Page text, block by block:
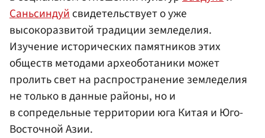
Саньсиндуй свидетельствует о уже
высокоразвитой традиции земледелия.
Изучение исторических памятников этих
обществ методами археоботаники может
пролить свет на распространение земледелия
не только в данные районы, но и
в сопредельные территории юга Китая и Юго-
Восточной Азии.